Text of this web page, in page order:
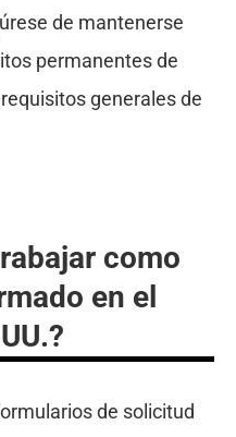
de mantenerse
permanentes de
generales de
como
en el